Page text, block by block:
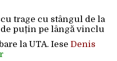
trage cu stângul de la
puțin pe lângă vinclu
la UTA. Iese Denis